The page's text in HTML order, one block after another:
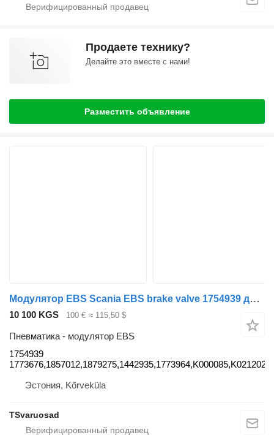
Продаете технику?
Делайте это вместе с нами!
Разместить объявление
Модулятор EBS Scania EBS brake valve 1754939 для тягача Scania P380
10 100 KGS 100 € ≈ 115,50 $
Пневматика - модулятор EBS
1754939
1773676,1857012,1879275,1442935,1773964,K000085,K021202
Эстония, Kõrveküla
TSvaruosad